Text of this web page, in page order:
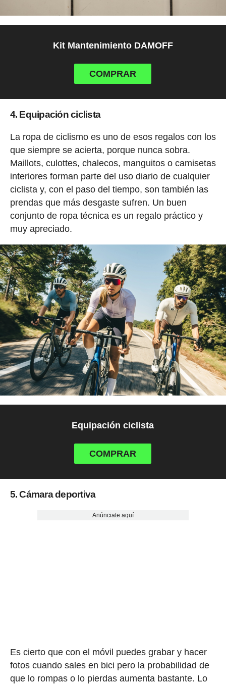
Kit Mantenimiento DAMOFF
COMPRAR
4. Equipación ciclista
La ropa de ciclismo es uno de esos regalos con los
que siempre se acierta, porque nunca sobra.
Maillots, culottes, chalecos, manguitos o camisetas
interiores forman parte del uso diario de cualquier
ciclista y, con el paso del tiempo, son también las
prendas que más desgaste sufren. Un buen
conjunto de ropa técnica es un regalo práctico y
muy apreciado.
Equipación ciclista
COMPRAR
5. Cámara deportiva
Anúnciate aquí
Es cierto que con el móvil puedes grabar y hacer
fotos cuando sales en bici pero la probabilidad de
que lo rompas o lo pierdas aumenta bastante. Lo